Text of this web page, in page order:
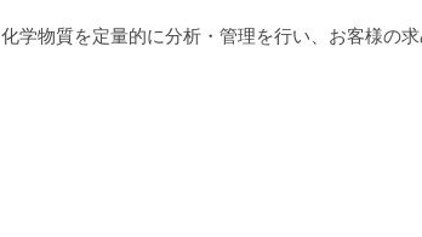
化学物質を定量的に分析・管理を行い、お客様の